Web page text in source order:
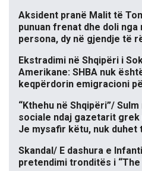
Aksident pranë Malit të
punuan frenat dhe doli
persona, dy në gjendje të
Ekstradimi në Shqipëri i
Amerikane: SHBA nuk
keqpërdorin emigracioni
“Kthehu në Shqipëri”/
sociale ndaj gazetarit
Je mysafir këtu, nuk duhet
Skandal/ E dashura e
pretendimi tronditës i “The